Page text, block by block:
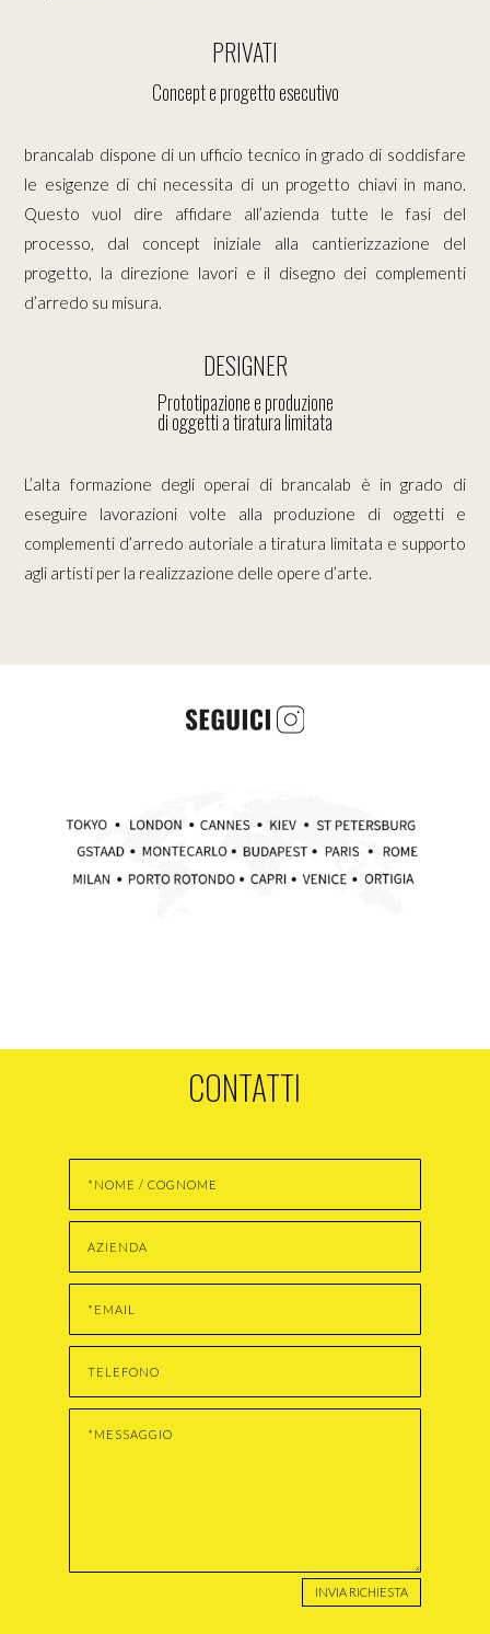
PRIVATI
Concept e progetto esecutivo
brancalab dispone di un ufficio tecnico in grado di soddisfare
le esigenze di chi necessita di un progetto chiavi in mano.
Questo vuol dire affidare all’azienda tutte le fasi del
processo, dal concept iniziale alla cantierizzazione del
progetto, la direzione lavori e il disegno dei complementi
d’arredo su misura.
DESIGNER
Prototipazione e produzione
di oggetti a tiratura limitata
L’alta formazione degli operai di brancalab è in grado di
eseguire lavorazioni volte alla produzione di oggetti e
complementi d’arredo autoriale a tiratura limitata e supporto
agli artisti per la realizzazione delle opere d’arte.
CONTATTI
INVIA RICHIESTA